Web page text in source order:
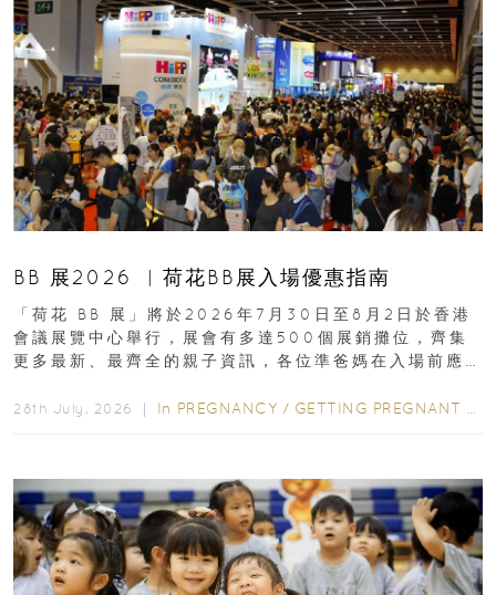
BB 展2026 ︳荷花BB展入場優惠指南
「荷花 BB 展」將於2026年7月30日至8月2日於香港
會議展覽中心舉行，展會有多達500個展銷攤位，齊集
更多最新、最齊全的親子資訊，各位準爸媽在入場前應
28th July, 2026 ｜ In PREGNANCY / GETTING PREGNANT